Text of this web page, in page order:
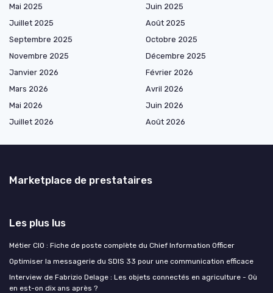
Mai 2025
Juin 2025
Juillet 2025
Août 2025
Septembre 2025
Octobre 2025
Novembre 2025
Décembre 2025
Janvier 2026
Février 2026
Mars 2026
Avril 2026
Mai 2026
Juin 2026
Juillet 2026
Août 2026
Marketplace de prestataires
Les plus lus
Métier CIO : Fiche de poste complète du Chief Information Officer
Optimiser la messagerie du SDIS 33 pour une communication efficace
Interview de Fabrizio Delage : Les objets connectés en agriculture - Où
en est-on dix ans après ?